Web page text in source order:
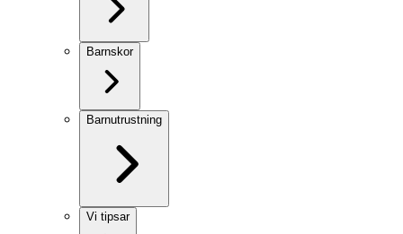
Barnskor
Barnutrustning
Vi tipsar